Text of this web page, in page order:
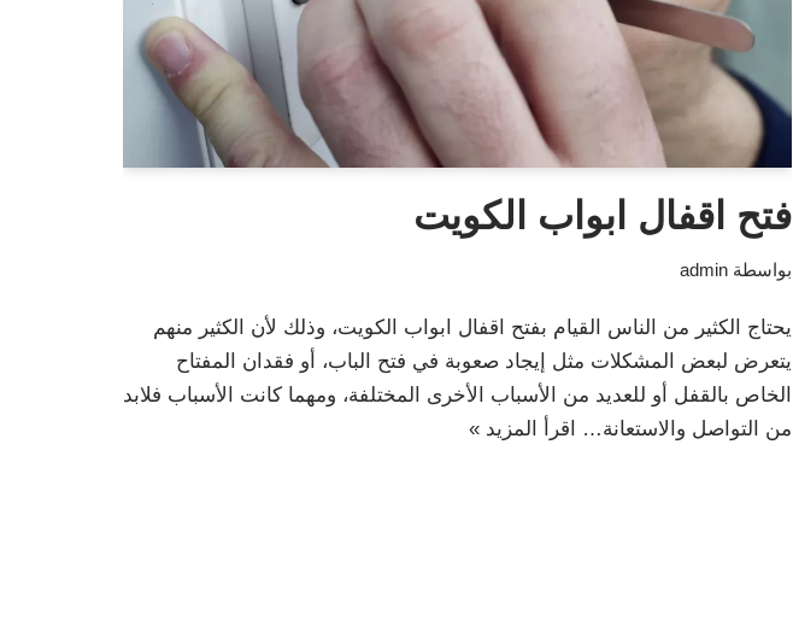
فتح اقفال ابواب الكويت
بواسطة admin
يحتاج الكثير من الناس القيام بفتح اقفال ابواب الكويت، وذلك لأن الكثير منهم
يتعرض لبعض المشكلات مثل إيجاد صعوبة في فتح الباب، أو فقدان المفتاح
الخاص بالقفل أو للعديد من الأسباب الأخرى المختلفة، ومهما كانت الأسباب فلابد
من التواصل والاستعانة…
اقرأ المزيد »